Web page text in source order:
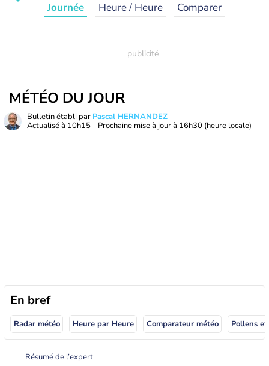
Journée Heure / Heure Comparer
MÉTÉO DU JOUR
Bulletin établi par Pascal HERNANDEZ
Actualisé à 10h15 - Prochaine mise à jour à 16h30 (heure locale)
En bref
Radar météo Heure par Heure Comparateur météo Pollens
Résumé de l’expert